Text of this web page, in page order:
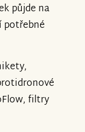
půjde na
potřebné
filtry